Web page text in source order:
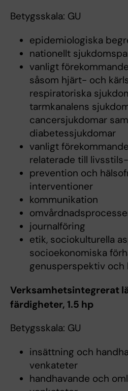
Betygsskala: GU
epidemiologiska
nationellt
vanligt
såsom hjärt- och
respiratoriska
tarmkanalens
cancersjukdomar
diabetessjukdomar
vanligt
relaterade till
prevention och
interventioner
kommunikation
journalföring
etik, sociokulturella
socioekonomiska
genusperspektiv och
Verksamhetsintegrerat
färdigheter, 1.5 hp
Betygsskala: GU
insättning och
venkateter
handhavande och